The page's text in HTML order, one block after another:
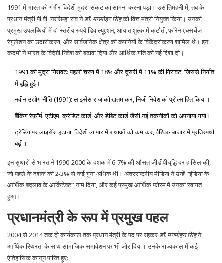
1991 में भारत को गंभीर विदेशी मुद्रा संकट का सामना करना पड़ा। उस तिमहनी में, तब के
प्रधान मंत्री पी.वी. नरसिम्हा राव नेडॉ. मनमोहन सिंहको वित्त मंत्री नियुक्त किया। उनकी
प्रमुख उपलब्धियों में दो‑स्तरीय रुपये डिवाल्यूएशन, आयात शुल्क में कटौती, फॉरेन एक्सचेंज
रेगुलेशन का उदारीकरण, और सार्वजनिक क्षेत्र की कंपनियों के विकेंद्रीकरण शामिल थे। इन
कदमों ने भारत के विदेशी निवेश को बढ़ावा दिया और आर्थिक गति को नई दिशा दी।
1991 की मुद्रा गिरावट: पहली चरण में 18% और दूसरी में 11% की गिरावट, जिससे निर्यात
में वृद्धि हुई।
नवीन उद्योग नीति (1991): लाइसेंस राज को खतम कर, निजी निवेश को प्रोत्साहित किया।
बैंकिंग रेफ़ॉर्म: एटीएम, क्रेडिट कार्ड, और डेबिट कार्ड जैसी नई तकनीकों को अपनाया गया।
ट्रेडिंग पर लाइसेंस हटाना: विदेशी व्यापार में बाधाओं को कम कर, वैश्विक बाजार में प्रतिस्पर्धा
बढ़ी।
इन सुधारों से भारत ने 1990‑2000 के दशक में 6‑7% की औसत जीडीपी वृद्धि दर हासिल की,
जो पहले के दशक की 2‑3% से कई गुना अधिक थी। अंतरराष्ट्रीय मीडिया ने उन्हें "इंडिया के
आर्थिक बदलाव के आर्किटेक्ट" नाम दिया, और कई प्रमुख आर्थिक फोरम में उनका स्वागत
हुआ।
प्रधानमंत्री के रूप में प्रमुख पहल
2004 से 2014 तक दो कार्यकाल तक प्रधान मंत्री के पद पर रहकर डॉ. मनमोहन सिंहने
आर्थिक स्थिरता के साथ सामाजिक समावेशन पर भी जोर दिया। उनके राज्यकाल में कई
ऐतिहासिक कानून पारित हुए: